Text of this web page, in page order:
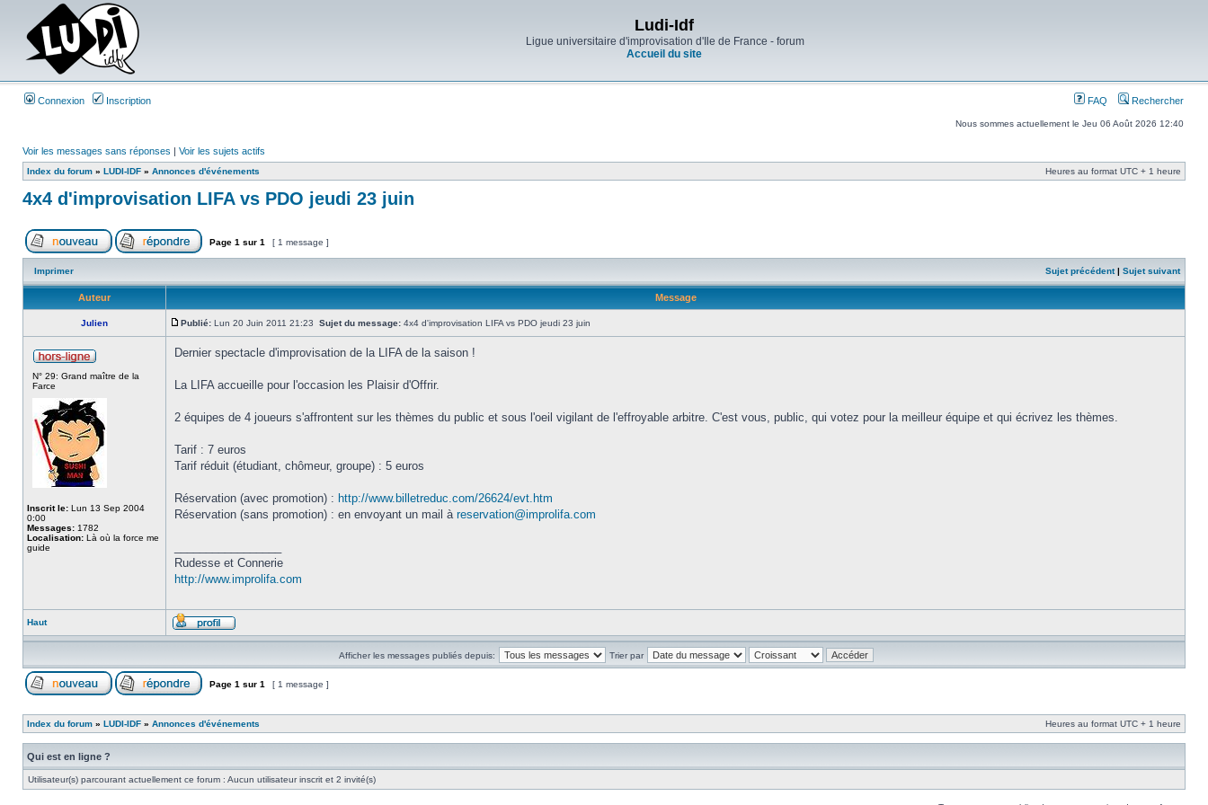
Ludi-Idf
Ligue universitaire d'improvisation d'Ile de France - forum
Accueil du site
Connexion Inscription FAQ Rechercher
Nous sommes actuellement le Jeu 06 Août 2026 12:40
Voir les messages sans réponses | Voir les sujets actifs
Index du forum » LUDI-IDF » Annonces d'événements Heures au format UTC + 1 heure
4x4 d'improvisation LIFA vs PDO jeudi 23 juin
Page 1 sur 1 [ 1 message ]
Imprimer Sujet précédent| Sujet suivant
Auteur Message
Julien Publié: Lun 20 Juin 2011 21:23 Sujet du message: 4x4 d'improvisation LIFA vs PDO jeudi 23 juin
N° 29: Grand maître de la
Farce
Inscrit le: Lun 13 Sep 2004
0:00
Messages: 1782
Localisation: Là où la force me
guide
Dernier spectacle d'improvisation de la LIFA de la saison !
La LIFA accueille pour l'occasion les Plaisir d'Offrir.
2 équipes de 4 joueurs s'affrontent sur les thèmes du public et sous l'oeil vigilant de l'effroyable arbitre. C'est vous, public, qui votez pour la meilleur équipe et qui écrivez les thèmes.
Tarif : 7 euros
Tarif réduit (étudiant, chômeur, groupe) : 5 euros
Réservation (avec promotion) : http://www.billetreduc.com/26624/evt.htm
Réservation (sans promotion) : en envoyant un mail à reservation@improlifa.com
Rudesse et Connerie
http://www.improlifa.com
Haut
Afficher les messages publiés depuis: Trier par
Page 1 sur 1 [ 1 message ]
Index du forum » LUDI-IDF » Annonces d'événements Heures au format UTC + 1 heure
Qui est en ligne ?
Utilisateur(s) parcourant actuellement ce forum : Aucun utilisateur inscrit et 2 invité(s)